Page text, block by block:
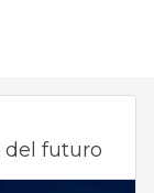
del futuro